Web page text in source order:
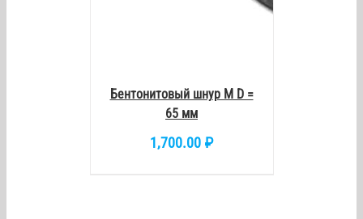
Бентонитовый шнур М D =
65 мм
1,700.00 ₽